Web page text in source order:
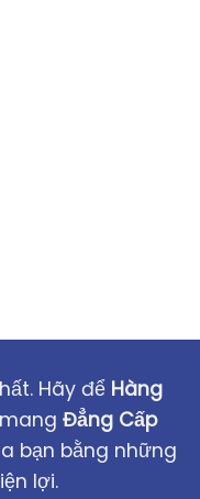
Hãy để Hàng
Đẳng Cấp
bạn bằng những
lợi.